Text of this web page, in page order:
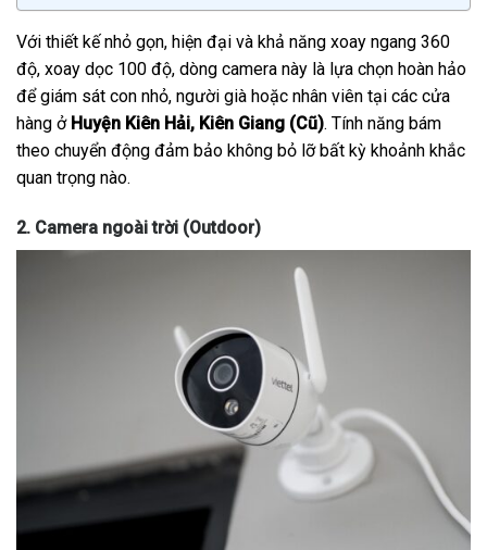
Với thiết kế nhỏ gọn, hiện đại và khả năng xoay ngang 360
độ, xoay dọc 100 độ, dòng camera này là lựa chọn hoàn hảo
để giám sát con nhỏ, người già hoặc nhân viên tại các cửa
hàng ở Huyện Kiên Hải, Kiên Giang (Cũ). Tính năng bám
theo chuyển động đảm bảo không bỏ lỡ bất kỳ khoảnh khắc
quan trọng nào.
2. Camera ngoài trời (Outdoor)